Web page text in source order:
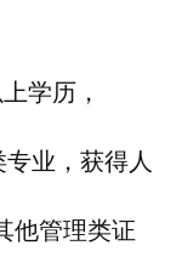
学历，
业，获得人
他管理类证